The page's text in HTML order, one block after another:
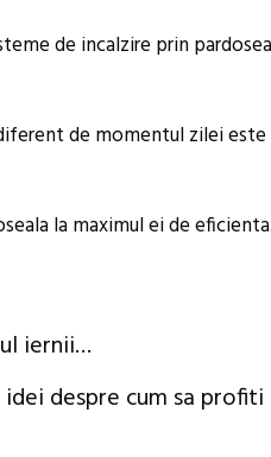
de incalzire prin
de momentul zilei
la maximul ei de eficienta.
iernii…
despre cum sa